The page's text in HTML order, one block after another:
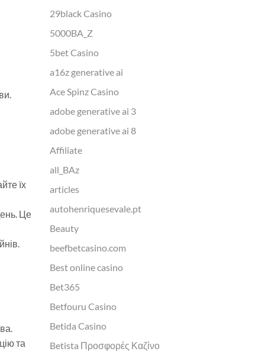
їх
Це
та
29black Casino
5000BA_Z
5bet Casino
a16z generative ai
Ace Spinz Casino
adobe generative ai 3
adobe generative ai 8
Affiliate
all_BAz
articles
autohenriquesevale.pt
Beauty
beefbetcasino.com
Best online casino
Bet365
Betfouru Casino
Betida Casino
Betista Προσφορές Καζίνο